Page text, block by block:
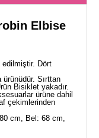
Elbise
Dört
Sırttan
Bisiklet yakadır.
ürüne dahil
çekimlerinden
cm, Bel: 68 cm,